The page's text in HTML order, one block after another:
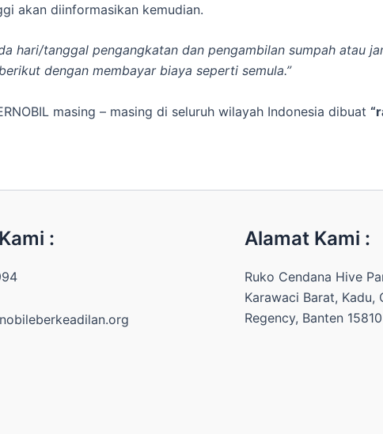
akan diinformasikan kemudian.
hari/tanggal pengangkatan dan pengambilan sumpah atau
dengan membayar biaya seperti semula.”
masing – masing di seluruh wilayah Indonesia dibuat
: Alamat Kami :
Ruko Cendana Hive
Karawaci Barat, Kadu,
Regency, Banten 15810